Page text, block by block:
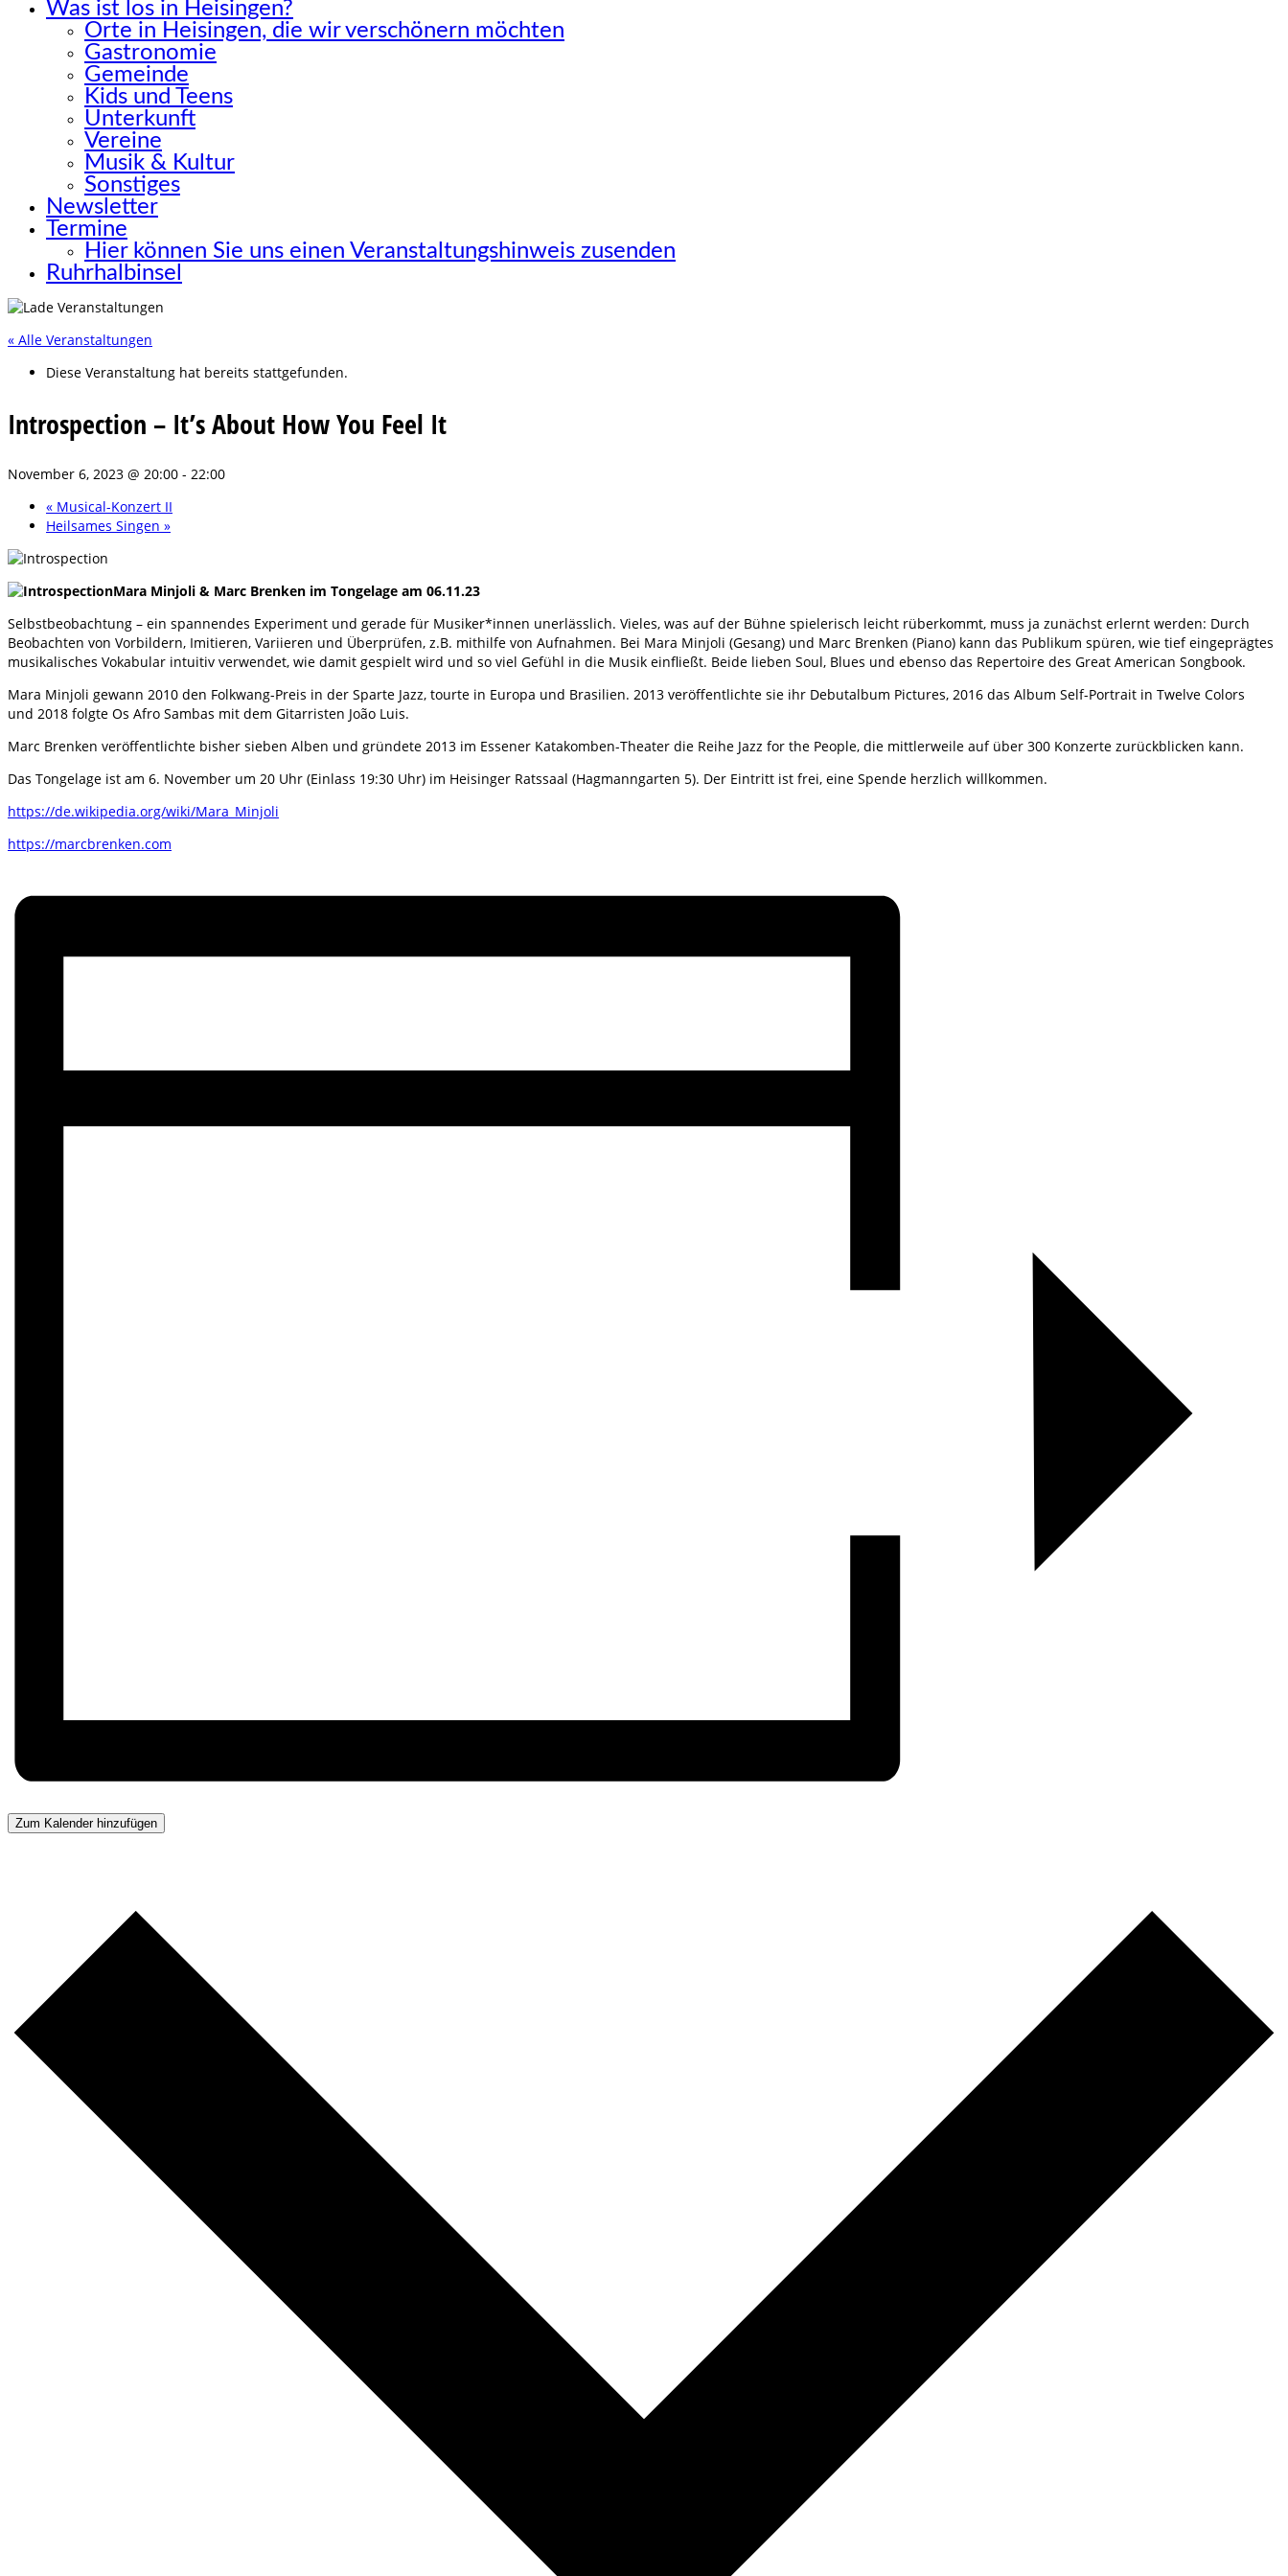
Was ist los in Heisingen?
Orte in Heisingen, die wir verschönern möchten
Gastronomie
Gemeinde
Kids und Teens
Unterkunft
Vereine
Musik & Kultur
Sonstiges
Newsletter
Termine
Hier können Sie uns einen Veranstaltungshinweis zusenden
Ruhrhalbinsel
« Alle Veranstaltungen
Diese Veranstaltung hat bereits stattgefunden.
Introspection – It’s About How You Feel It
November 6, 2023 @ 20:00 - 22:00
« Musical-Konzert II
Heilsames Singen »
Mara Minjoli & Marc Brenken im Tongelage am 06.11.23
Selbstbeobachtung – ein spannendes Experiment und gerade für Musiker*innen unerlässlich. Vieles, was auf der Bühne spielerisch leicht rüberkommt, muss ja zunächst erlernt werden: Durch
Beobachten von Vorbildern, Imitieren, Variieren und Überprüfen, z.B. mithilfe von Aufnahmen. Bei Mara Minjoli (Gesang) und Marc Brenken (Piano) kann das Publikum spüren, wie tief eingeprägtes
musikalisches Vokabular intuitiv verwendet, wie damit gespielt wird und so viel Gefühl in die Musik einfließt. Beide lieben Soul, Blues und ebenso das Repertoire des Great American Songbook.
Mara Minjoli gewann 2010 den Folkwang-Preis in der Sparte Jazz, tourte in Europa und Brasilien. 2013 veröffentlichte sie ihr Debutalbum Pictures, 2016 das Album Self-Portrait in Twelve Colors
und 2018 folgte Os Afro Sambas mit dem Gitarristen João Luis.
Marc Brenken veröffentlichte bisher sieben Alben und gründete 2013 im Essener Katakomben-Theater die Reihe Jazz for the People, die mittlerweile auf über 300 Konzerte zurückblicken kann.
Das Tongelage ist am 6. November um 20 Uhr (Einlass 19:30 Uhr) im Heisinger Ratssaal (Hagmanngarten 5). Der Eintritt ist frei, eine Spende herzlich willkommen.
https://de.wikipedia.org/wiki/Mara_Minjoli
https://marcbrenken.com
Zum Kalender hinzufügen